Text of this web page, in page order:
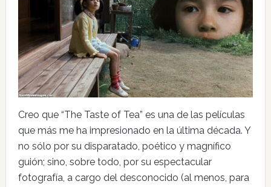
Creo que “The Taste of Tea” es una de las películas
que más me ha impresionado en la última década. Y
no sólo por su disparatado, poético y magnífico
guión; sino, sobre todo, por su espectacular
fotografía, a cargo del desconocido (al menos, para